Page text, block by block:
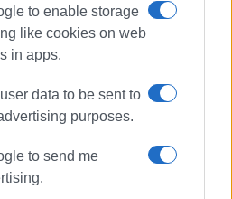
to enable storage
like cookies on web
in apps.
data to be sent to
purposes.
to send me
Συνεχίζουν στον Όλυμπο
Καλούδης και Χάτζι